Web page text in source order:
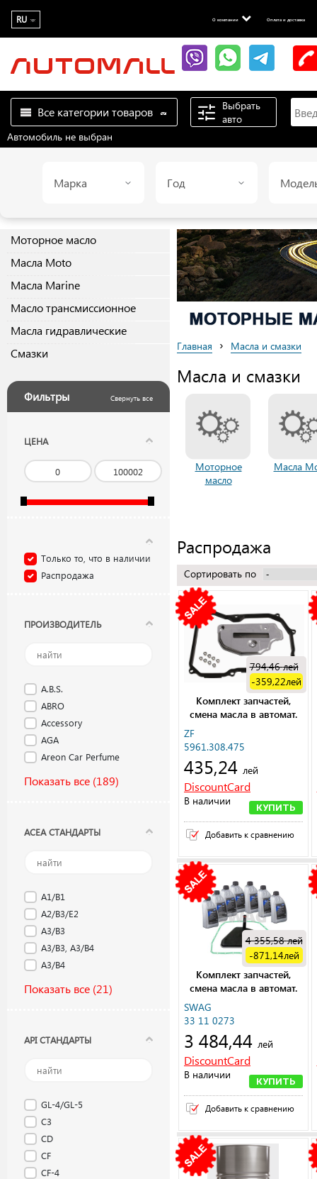
RU О компании Оплата и доставка
Все категории товаров
Выбрать
авто
Автомобиль не выбран
Марка Год
Моторное масло
Масла Moto
Масла Marine
Масло трансмиссионное
Масла гидравлические
Смазки
Фильтры Свернуть все
ЦЕНА
Только то, что в наличии
Распродажа
ПРОИЗВОДИТЕЛЬ
A.B.S.
ABRO
Accessory
AGA
Areon Car Perfume
Показать все (189)
ACEA СТАНДАРТЫ
A1/B1
A2/B3/E2
A3/B3
A3/B3, A3/B4
A3/B4
Показать все (21)
API СТАНДАРТЫ
GL-4/GL-5
C3
CD
CF
CF-4
Главная › Масла и смазки
Масла и смазки
Моторное
масло
Масла
Распродажа
Сортировать по
Комплект запчастей,
смена масла в автомат.
ZF
5961.308.475
435,24 лей
DiscountCard
794,46лей
-359,22лей
В наличии
КУПИТЬ
Добавить к сравнению
Комплект запчастей,
смена масла в автомат.
коробке передач
SWAG
33 11 0273
3 484,44 лей
DiscountCard
4 355,58лей
-871,14лей
В наличии
КУПИТЬ
Добавить к сравнению